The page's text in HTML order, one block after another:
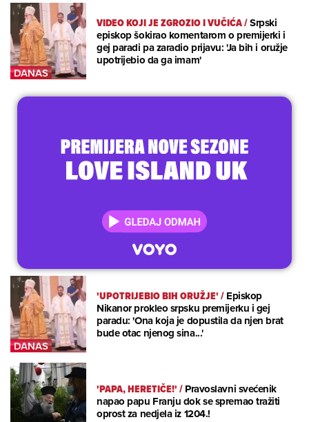
VIDEO KOJI JE ZGROZIO I VUČIĆA/Srpski
episkop šokirao komentarom o premijerki i
gej paradi pa zaradio prijavu: 'Ja bih i oružje
upotrijebio da ga imam'
'UPOTRIJEBIO BIH ORUŽJE'/Episkop
Nikanor prokleo srpsku premijerku i gej
paradu: 'Ona koja je dopustila da njen brat
bude otac njenog sina...'
'PAPA, HERETIČE!'/Pravoslavni svećenik
napao papu Franju dok se spremao tražiti
oprost za nedjela iz 1204.!